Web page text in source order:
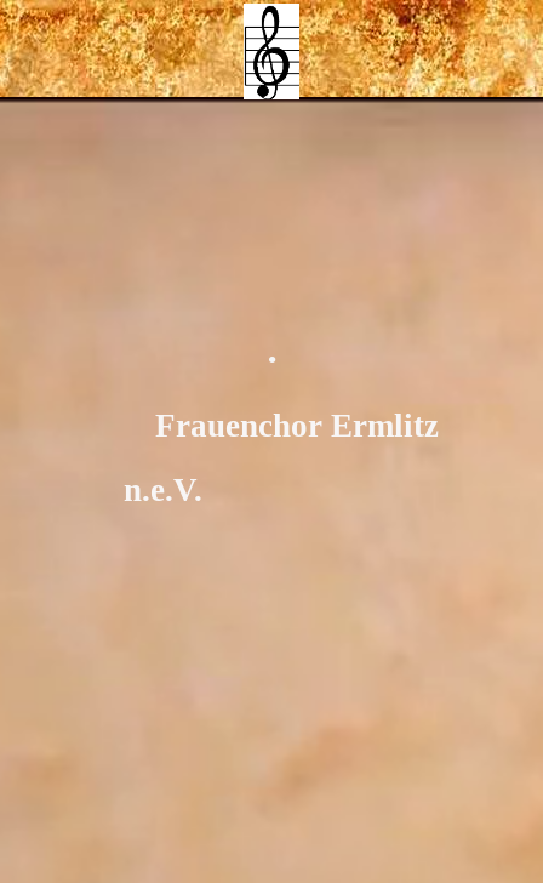
.
Frauenchor Ermlitz
n.e.V.